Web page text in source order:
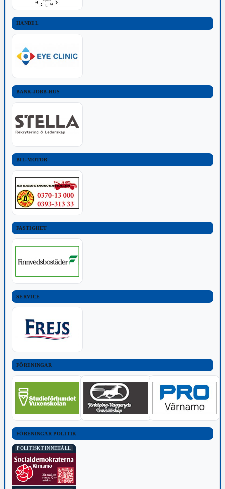
HANDEL
BANK-JOBB-HUS
BIL-MOTOR
FASTIGHET
SERVICE
FÖRENINGAR
FÖRENINGAR POLITIK
POLITISKT INNEHÅLL